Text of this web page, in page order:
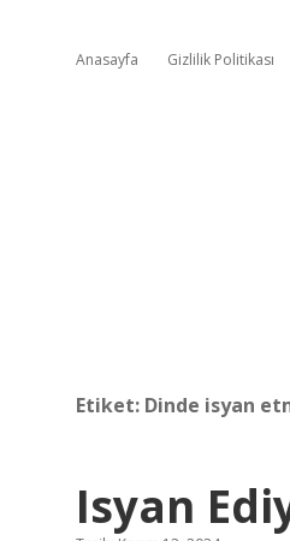
Anasayfa Gizlilik Politikası
Etiket: Dinde isyan
Isyan